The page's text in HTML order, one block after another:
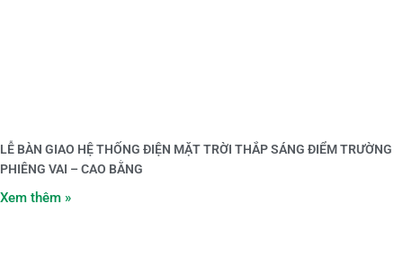
LỄ BÀN GIAO HỆ THỐNG ĐIỆN MẶT TRỜI THẮP SÁNG ĐIỂM TRƯỜNG
PHIÊNG VAI – CAO BẰNG
Xem thêm »